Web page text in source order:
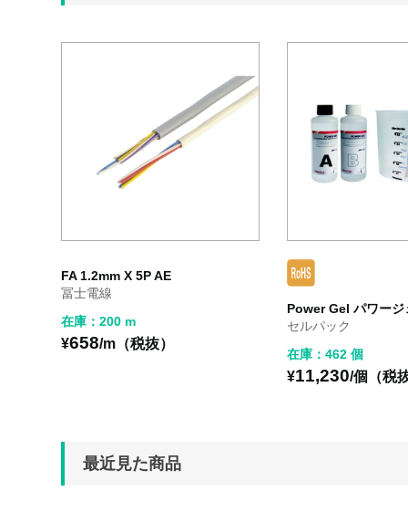
FA 1.2mm X 5P AE
冨士電線
在庫：200 m
¥658/m（税抜）
Power Gel パワー
セルパック
在庫：462 個
¥11,230/個（税
最近見た商品